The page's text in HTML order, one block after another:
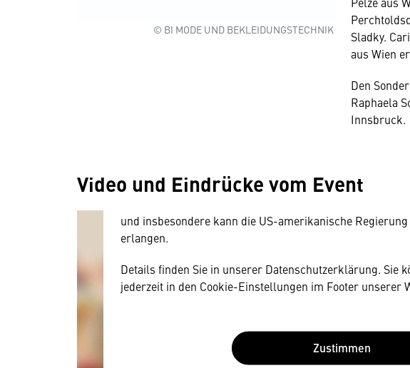
© BI MODE UND BEKLEIDUNGSTECHNIK
Sladky.
aus Wien
Den
Raphaela
Innsbruck.
Video und Eindrücke vom Event
Geräten und Nutzerverhalten mitunter mit US-
und insbesondere kann die US-amerikanische
erlangen.
Details finden Sie in unserer Datenschutzerklärung. Sie
jederzeit in den Cookie-Einstellungen im Footer unserer
Zustimmen